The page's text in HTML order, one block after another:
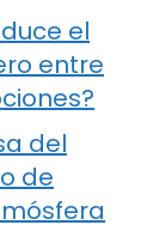
el
entre
del
de